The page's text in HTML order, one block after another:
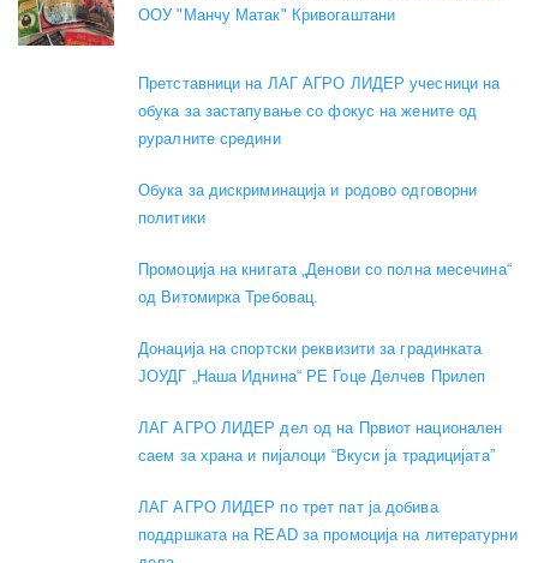
ООУ "Манчу Матак" Кривогаштани
Претставници на ЛАГ АГРО ЛИДЕР учесници на
обука за застапување со фокус на жените од
руралните средини
Обука за дискриминација и родово одговорни
политики
Промоција на книгата „Денови со полна месечина“
од Витомирка Требовац.
Донација на спортски реквизити за градинката
ЈОУДГ „Наша Иднина“ РЕ Гоце Делчев Прилеп
ЛАГ АГРО ЛИДЕР дел од на Првиот национален
саем за храна и пијалоци “Вкуси ја традицијата”
ЛАГ АГРО ЛИДЕР по трет пат ја добива
поддршката на READ за промоција на литературни